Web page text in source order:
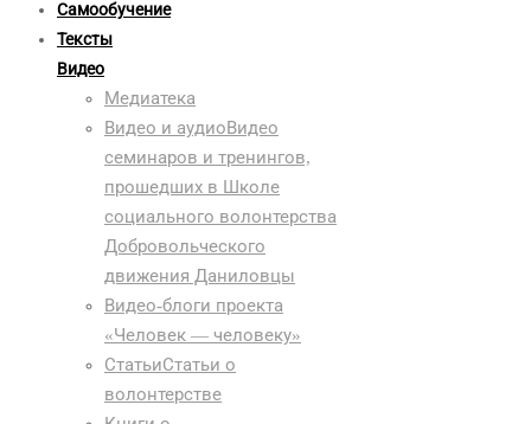
Самообучение
Тексты
Видео
Медиатека
Видео и аудиоВидео
семинаров и тренингов,
прошедших в Школе
социального волонтерства
Добровольческого
движения Даниловцы
Видео-блоги проекта
«Человек — человеку»
СтатьиСтатьи о
волонтерстве